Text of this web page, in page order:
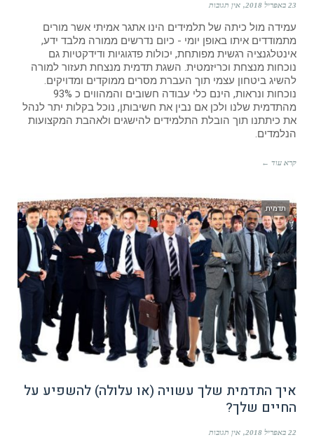
23 באפריל 2018 אין תגובות
עמידה מול כיתה של תלמידים הינו אתגר אמיתי אשר מורים
מתמודדים איתו באופן יומי - כיום נדרשים ממורה מלבד ידע,
אינטלגנציה רגשית מפותחת, יכולות פדגוגיות ודידקטיות גם
נוכחות מנצחת וכריזמטית. השגת תדמית מנצחת תעזור למורה
להשיג ביטחון עצמי תוך העברת מסרים ממוקדים ומדויקים.
נוכחות ונראות, הינם כלי עבודה חשובים והמהווים כ 93%
מהתדמית שלנו ולכן אם נבין את חשיבותן, נוכל בקלות יתר לנהל
את כיתתנו תוך הובלת התלמידים להישגים ולאהבת המקצועות
הנלמדים.
קרא עוד ←
תדמית
איך התדמית שלך עשויה (או עלולה) להשפיע על
החיים שלך?
22 באפריל 2018 אין תגובות